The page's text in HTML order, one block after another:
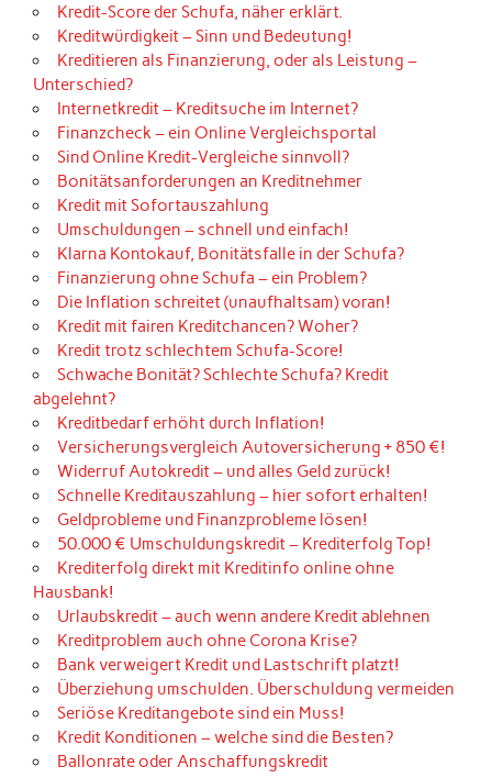
Kredit-Score der Schufa, näher erklärt.
Kreditwürdigkeit – Sinn und Bedeutung!
Kreditieren als Finanzierung, oder als Leistung –
Unterschied?
Internetkredit – Kreditsuche im Internet?
Finanzcheck – ein Online Vergleichsportal
Sind Online Kredit-Vergleiche sinnvoll?
Bonitätsanforderungen an Kreditnehmer
Kredit mit Sofortauszahlung
Umschuldungen – schnell und einfach!
Klarna Kontokauf, Bonitätsfalle in der Schufa?
Finanzierung ohne Schufa – ein Problem?
Die Inflation schreitet (unaufhaltsam) voran!
Kredit mit fairen Kreditchancen? Woher?
Kredit trotz schlechtem Schufa-Score!
Schwache Bonität? Schlechte Schufa? Kredit
abgelehnt?
Kreditbedarf erhöht durch Inflation!
Versicherungsvergleich Autoversicherung + 850 €!
Widerruf Autokredit – und alles Geld zurück!
Schnelle Kreditauszahlung – hier sofort erhalten!
Geldprobleme und Finanzprobleme lösen!
50.000 € Umschuldungskredit – Krediterfolg Top!
Krediterfolg direkt mit Kreditinfo online ohne
Hausbank!
Urlaubskredit – auch wenn andere Kredit ablehnen
Kreditproblem auch ohne Corona Krise?
Bank verweigert Kredit und Lastschrift platzt!
Überziehung umschulden. Überschuldung vermeiden
Seriöse Kreditangebote sind ein Muss!
Kredit Konditionen – welche sind die Besten?
Ballonrate oder Anschaffungskredit